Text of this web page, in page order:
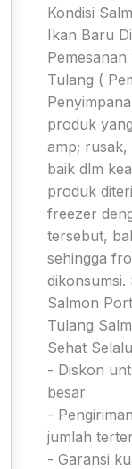
Kondisi
Ikan Baru
Tulang (
produk
amp; rusak,
baik dlm
produk
freezer
tersebut,
sehingga
dikonsumsi.
Salmon
Tulang
Sehat Selalu
- Diskon
besar
-
jumlah
- Garansi